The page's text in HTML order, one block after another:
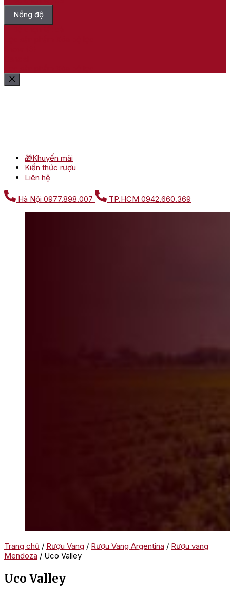
Nồng độ
🎁Khuyến mãi
Kiến thức rượu
Liên hệ
Hà Nội 0977.898.007 TP.HCM 0942.660.369
Trang chủ / Rượu Vang / Rượu Vang Argentina / Rượu vang
Mendoza / Uco Valley
Uco Valley